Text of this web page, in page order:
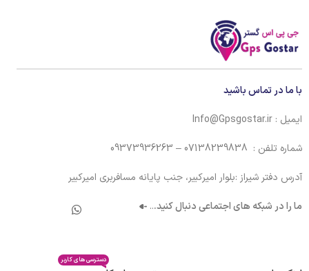
با ما در تماس باشید
ایمیل : Info@Gpsgostar.ir
شماره تلفن : 07138239838 – 09373936263
آدرس دفتر شیراز :بلوار امیرکبیر، جنب پایانه مسافربری امیرکبیر
ما را در شبکه های اجتماعی دنبال کنید...
دسترسی های کاربر